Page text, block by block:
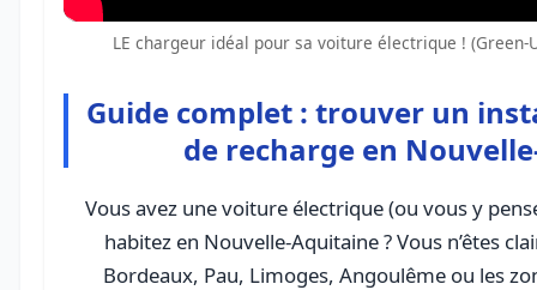
LE chargeur idéal pour sa voiture électrique ! (Green-
Guide complet : trouver un
de recharge en
Vous avez une voiture électrique (ou vous y
habitez en Nouvelle-Aquitaine ? Vous n’êtes
Bordeaux, Pau, Limoges, Angoulême ou les